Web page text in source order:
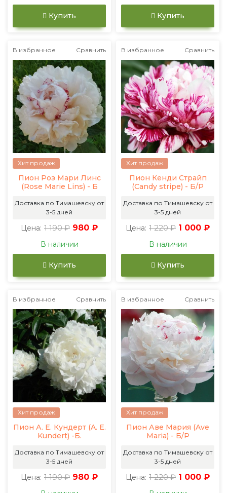
Купить Купить
В избранное Сравнить
Хит продаж
Пион Роз Мари Линс
(Rose Marie Lins) - Б
Доставка по Тимашевску от
3-5 дней
Цена: 1 190 ₽ 980 ₽
В наличии
Купить
В избранное Сравнить
Хит продаж
Пион Кенди Страйп
(Candy stripe) - Б/Р
Доставка по Тимашевску от
3-5 дней
Цена: 1 220 ₽ 1 000 ₽
В наличии
Купить
В избранное Сравнить
Хит продаж
Пион А. Е. Кундерт (A. E.
Kundert) -Б.
Доставка по Тимашевску от
3-5 дней
Цена: 1 190 ₽ 980 ₽
В избранное Сравнить
Хит продаж
Пион Аве Мария (Ave
Maria) - Б/Р
Доставка по Тимашевску от
3-5 дней
Цена: 1 220 ₽ 1 000 ₽